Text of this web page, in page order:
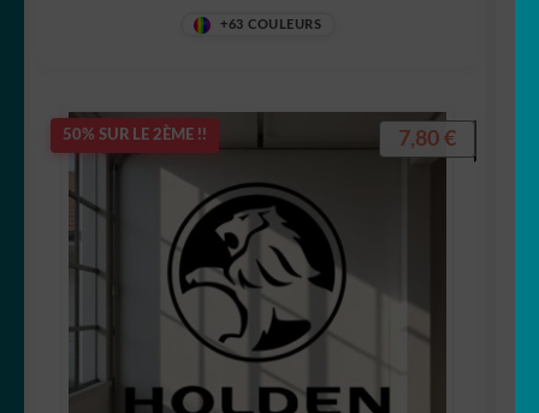
+63 COULEURS
50% SUR LE 2ÈME !! 7,80 €